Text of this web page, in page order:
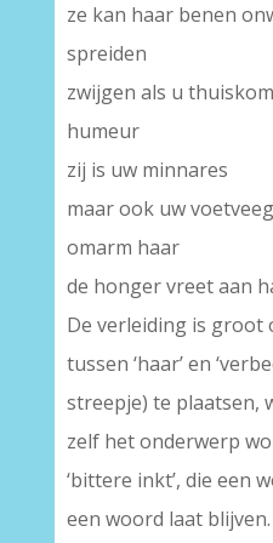
ze kan haar benen
spreiden
zwijgen als u
humeur
zij is uw minnares
maar ook uw
omarm haar
de honger vreet aan
De verleiding is groot
tussen ‘haar’ en
streepje) te plaatsen,
zelf het onderwerp
‘bittere inkt’, die een
een woord laat